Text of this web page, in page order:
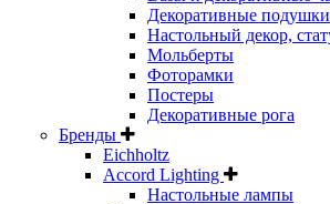
Декоративные подушки
Настольный декор,
Мольберты
Фоторамки
Постеры
Декоративные рога
Бренды
Eichholtz
Accord Lighting
Настольные лампы